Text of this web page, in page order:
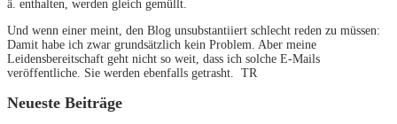
ä. enthalten, werden gleich gemüllt.
Und wenn einer meint, den Blog unsubstantiiert schlecht reden zu müssen:
Damit habe ich zwar grundsätzlich kein Problem. Aber meine
Leidensbereitschaft geht nicht so weit, dass ich solche E-Mails
veröffentliche. Sie werden ebenfalls getrasht. TR
Neueste Beiträge